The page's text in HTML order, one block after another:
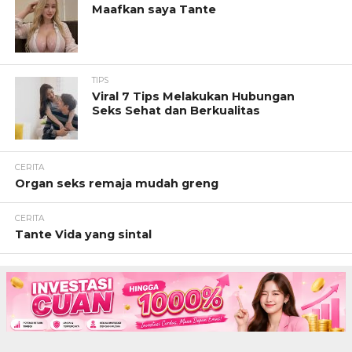
Maafkan saya Tante
TIPS
Viral 7 Tips Melakukan Hubungan
Seks Sehat dan Berkualitas
CERITA
Organ seks remaja mudah greng
CERITA
Tante Vida yang sintal